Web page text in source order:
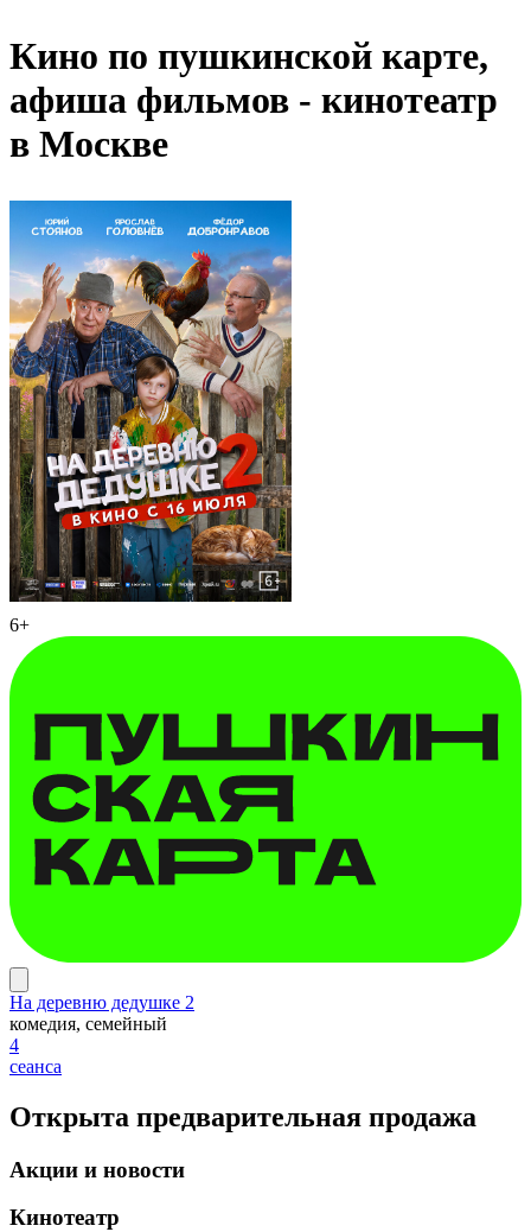
Кино по пушкинской карте,
афиша фильмов - кинотеатр
в Москве
6+
На деревню дедушке 2
комедия, семейный
4
сеанса
Открыта предварительная продажа
Акции и новости
Кинотеатр